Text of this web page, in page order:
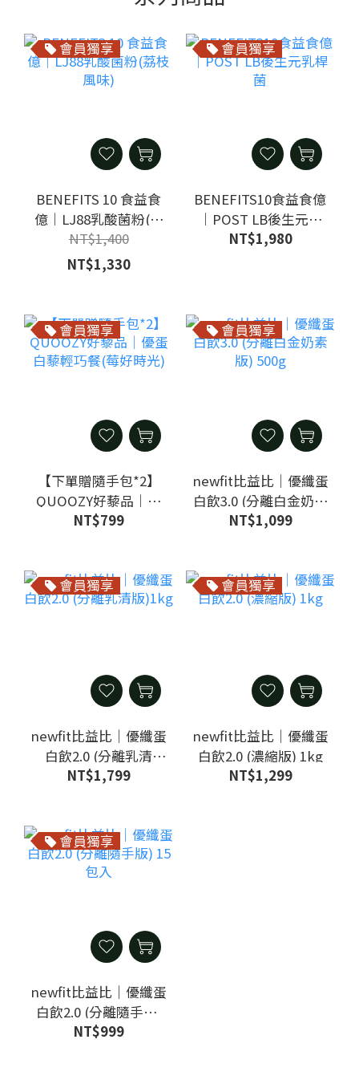
會員獨享
BENEFITS 10 食益食
億｜LJ88乳酸菌粉(荔
枝風味)
NT$1,400
NT$1,330
會員獨享
BENEFITS10食益食億
｜POST LB後生元乳
桿菌
NT$1,980
會員獨享
【下單贈隨手包*2】
QUOOZY好藜品｜優
蛋白藜輕巧餐(莓好時
NT$799
會員獨享
newfit比益比｜優纖蛋
白飲3.0 (分離白金奶素
版) 500g
NT$1,099
會員獨享
newfit比益比｜優纖蛋
白飲2.0 (分離乳清
版)1kg
NT$1,799
會員獨享
newfit比益比｜優纖蛋
白飲2.0 (濃縮版) 1kg
NT$1,299
會員獨享
newfit比益比｜優纖蛋
白飲2.0 (分離隨手版)
15包入
NT$999